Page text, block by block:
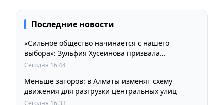
Последние новости
«Сильное общество начинается с нашего
выбора»: Зульфия Хусеинова призвала
казахстанцев принять участие в выборах
Сегодня 16:44
Меньше заторов: в Алматы изменят схему
движения для разгрузки центральных улиц
Сегодня 16:33